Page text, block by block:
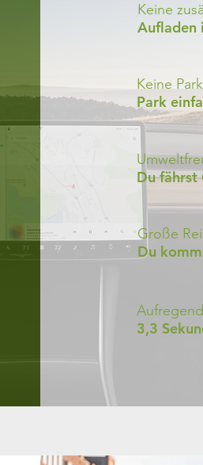
Keine
Aufladen
Keine
Park
Du fährst
Große
Du
3,3